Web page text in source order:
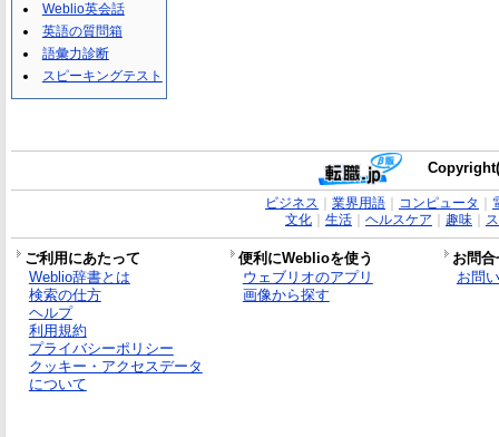
Weblio英会話
英語の質問箱
語彙力診断
スピーキングテスト
ビジネス 業界用語｜ コンピュータ
文化｜ 生活｜ ヘルスケア 趣味｜
ご利用にあたって 便利にWeblioを使う
お問
Weblio辞書とは
検索の仕方
ヘルプ
利用規約
プライバシーポリシー
クッキー・アクセスデータ
について
ウェブリオのアプリ
画像から探す
お問